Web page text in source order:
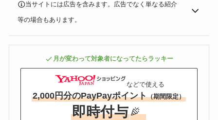
当サイトには広告を含みます。広告でなく単なる紹介
等の場合もあります。
月が変わって対象者になってたらラッキー
などで使える
2,000円分のPayPayポイント（期間限定）
即時付与